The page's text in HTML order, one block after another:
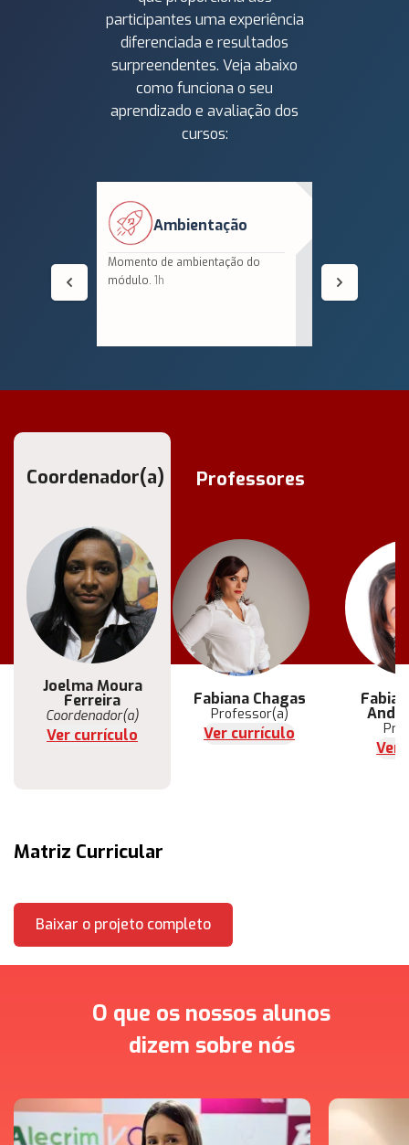
participantes uma experiência
diferenciada e resultados
surpreendentes. Veja abaixo
como funciona o seu
aprendizado e avaliação dos
cursos:
Ambientação
Momento de ambientação do
módulo.1h
do
Coordenador(a)
Joelma Moura
Ferreira
Coordenador(a)
Ver currículo
Professores
Fabiana Chagas
Professor(a)
Ver currículo
Ver
Matriz Curricular
Baixar o projeto completo
O que os nossos alunos
dizem sobre nós